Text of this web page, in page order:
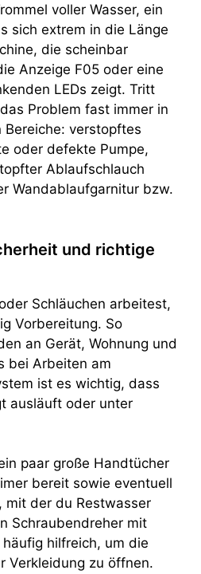
voller Wasser, ein
sich extrem in die Länge
die scheinbar
Anzeige F05 oder eine
LEDs zeigt. Tritt
Problem fast immer in
verstopftes
oder defekte Pumpe,
Ablaufschlauch
Wandablaufgarnitur bzw.
und richtige
Schläuchen arbeitest,
Vorbereitung. So
an Gerät, Wohnung und
bei Arbeiten am
ist es wichtig, dass
ausläuft oder unter
paar große Handtücher
bereit sowie eventuell
mit der du Restwasser
Schraubendreher mit
hilfreich, um die
Verkleidung zu öffnen.